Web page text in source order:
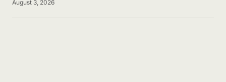
August 3, 2026